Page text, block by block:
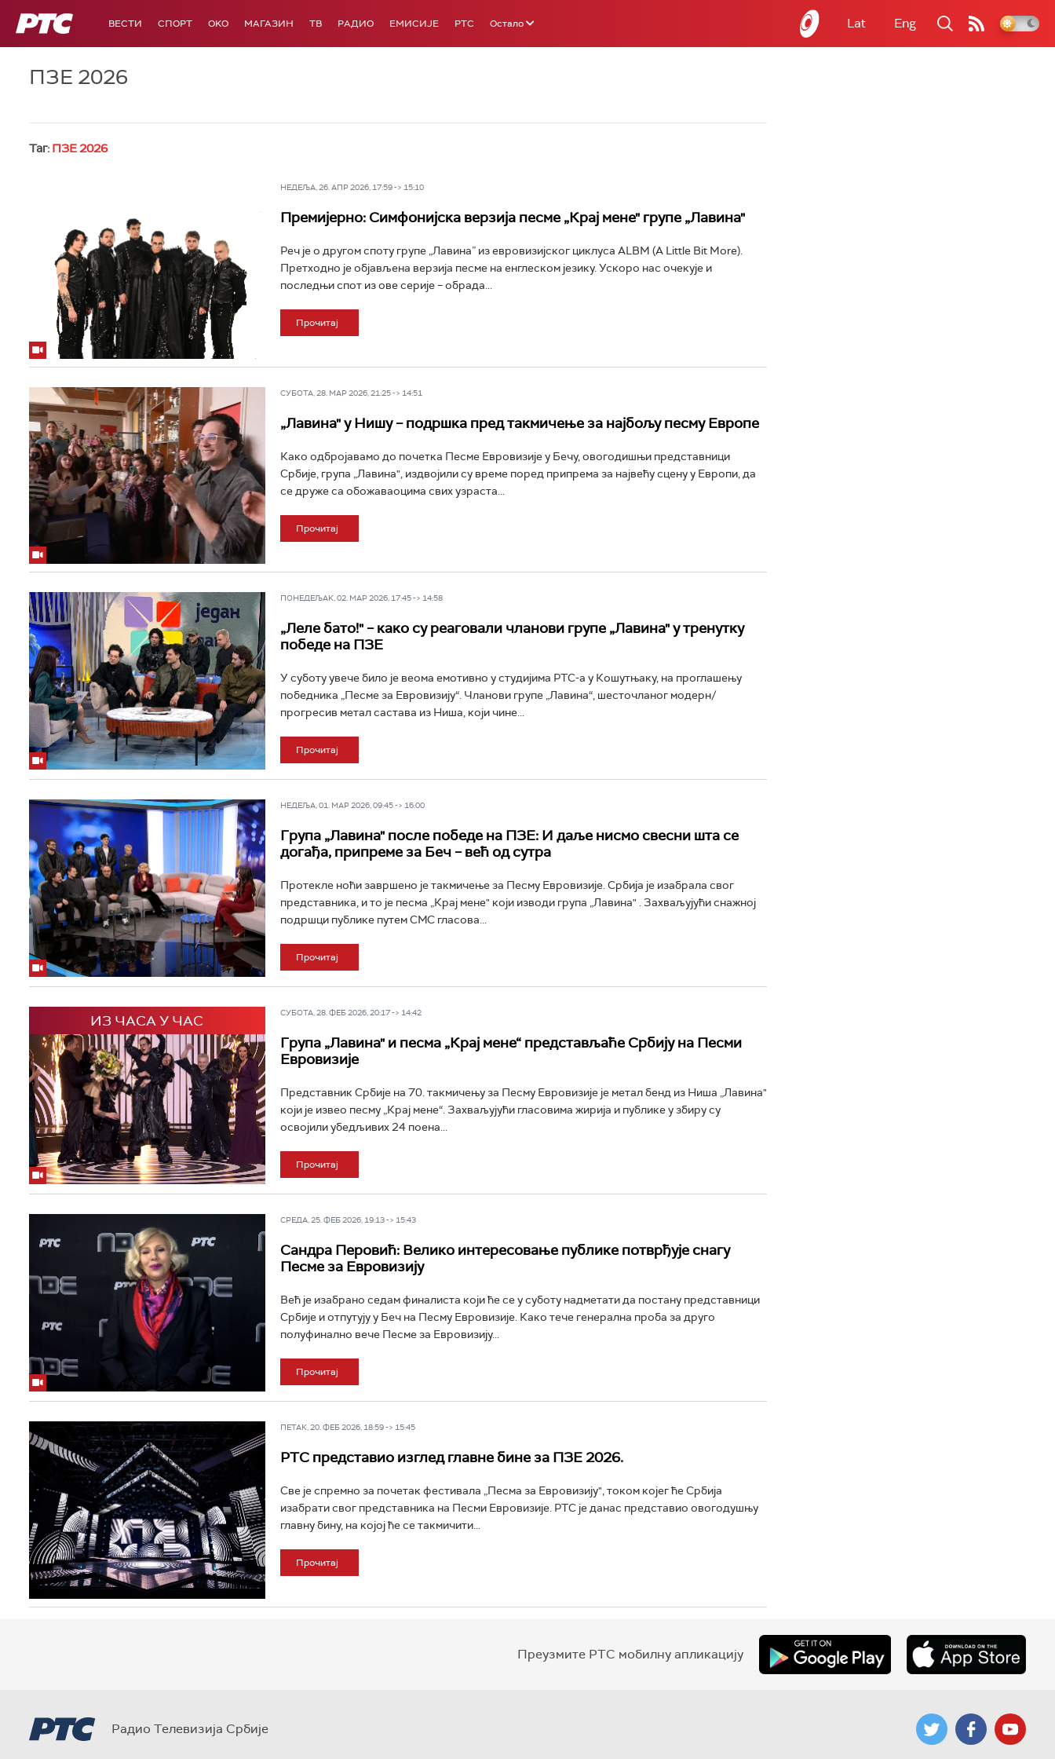
РТС ВЕСТИ СПОРТ OKO МАГАЗИН ТВ РАДИО ЕМИСИЈЕ РТС Остало Lat Eng
ПЗЕ 2026
Таг: ПЗЕ 2026
НЕДЕЉА, 26. АПР 2026, 17:59 -> 15:10
Премијерно: Симфонијска верзија песме „Крај мене" групе „Лавина"
Реч је о другом споту групе „Лавина” из евровизијског циклуса ALBM (A Little Bit More).
Претходно је објављена верзија песме на енглеском језику. Ускоро нас очекује и
последњи спот из ове серије – обрада...
Прочитај
СУБОТА, 28. МАР 2026, 21:25 -> 14:51
„Лавина" у Нишу – подршка пред такмичење за најбољу песму Европе
Како одбројавамо до почетка Песме Евровизије у Бечу, овогодишњи представници
Србије, група „Лавина", издвојили су време поред припрема за највећу сцену у Европи, да
се друже са обожаваоцима свих узраста...
Прочитај
ПОНЕДЕЉАК, 02. МАР 2026, 17:45 -> 14:58
„Леле бато!" – како су реаговали чланови групе „Лавина" у тренутку
победе на ПЗЕ
У суботу увече било је веома емотивно у студијима РТС-а у Кошутњаку, на проглашењу
победника „Песме за Евровизију“. Чланови групе „Лавина“, шесточланог модерн/
прогресив метал састава из Ниша, који чине...
Прочитај
НЕДЕЉА, 01. МАР 2026, 09:45 -> 16:00
Група „Лавина" после победе на ПЗЕ: И даље нисмо свесни шта се
догађа, припреме за Беч – већ од сутра
Протекле ноћи завршено је такмичење за Песму Евровизије. Србија је изабрала свог
представника, и то је песма „Крај мене" који изводи група „Лавина" . Захваљујући снажној
подршци публике путем СМС гласова...
Прочитај
ИЗ ЧАСА У ЧАС СУБОТА, 28. ФЕБ 2026, 20:17 -> 14:42
Група „Лавина" и песма „Крај мене“ представљаће Србију на Песми
Евровизије
Представник Србије на 70. такмичењу за Песму Евровизије је метал бенд из Ниша „Лавина"
који је извео песму „Крај мене“. Захваљујући гласовима жирија и публике у збиру су
освојили убедљивих 24 поена...
Прочитај
СРЕДА, 25. ФЕБ 2026, 19:13 -> 15:43
Сандра Перовић: Велико интересовање публике потврђује снагу
Песме за Евровизију
Већ је изабрано седам финалиста који ће се у суботу надметати да постану представници
Србије и отпутују у Беч на Песму Евровизије. Како тече генерална проба за друго
полуфинално вече Песме за Евровизију...
Прочитај
ПЕТАК, 20. ФЕБ 2026, 18:59 -> 15:45
РТС представио изглед главне бине за ПЗЕ 2026.
Све је спремно за почетак фестивала „Песма за Евровизију", током којег ће Србија
изабрати свог представника на Песми Евровизије. РТС је данас представио овогодушњу
главну бину, на којој ће се такмичити...
Прочитај
Преузмите РТС мобилну апликацију
Радио Телевизија Србије